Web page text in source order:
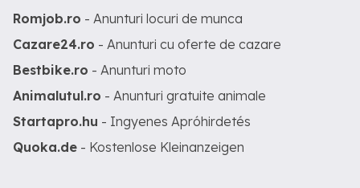
Romjob.ro - Anunturi locuri de munca
Cazare24.ro - Anunturi cu oferte de cazare
Bestbike.ro - Anunturi moto
Animalutul.ro - Anunturi gratuite animale
Startapro.hu - Ingyenes Apróhirdetés
Quoka.de - Kostenlose Kleinanzeigen